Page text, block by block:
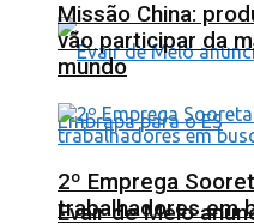
Evair de Melo
Missão China:
vão participar da
mundo
2º Emprega
trabalhadores em